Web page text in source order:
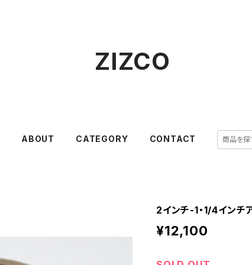
ZIZCO
ABOUT CATEGORY CONTACT
2インチ-1・1/4インチ
¥12,100